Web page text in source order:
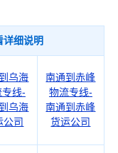
详细说明
乌海
线-
乌海
公司
南通到赤峰
物流专线-
南通到赤峰
货运公司